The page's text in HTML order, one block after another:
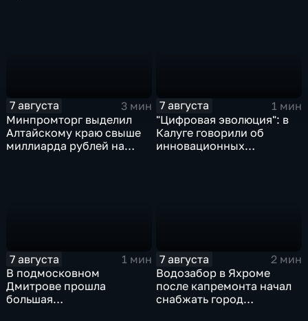
7 августа
3 мин
Минпромторг выделил
Алтайскому краю свыше
миллиарда рублей на
7 августа
1 мин
"Цифровая эволюция": в
Калуге говорили об
инновационных
7 августа
1 мин
В подмосковном
Дмитрове прошла
большая
7 августа
2 мин
Водозабор в Яхроме
после капремонта начал
снабжать город